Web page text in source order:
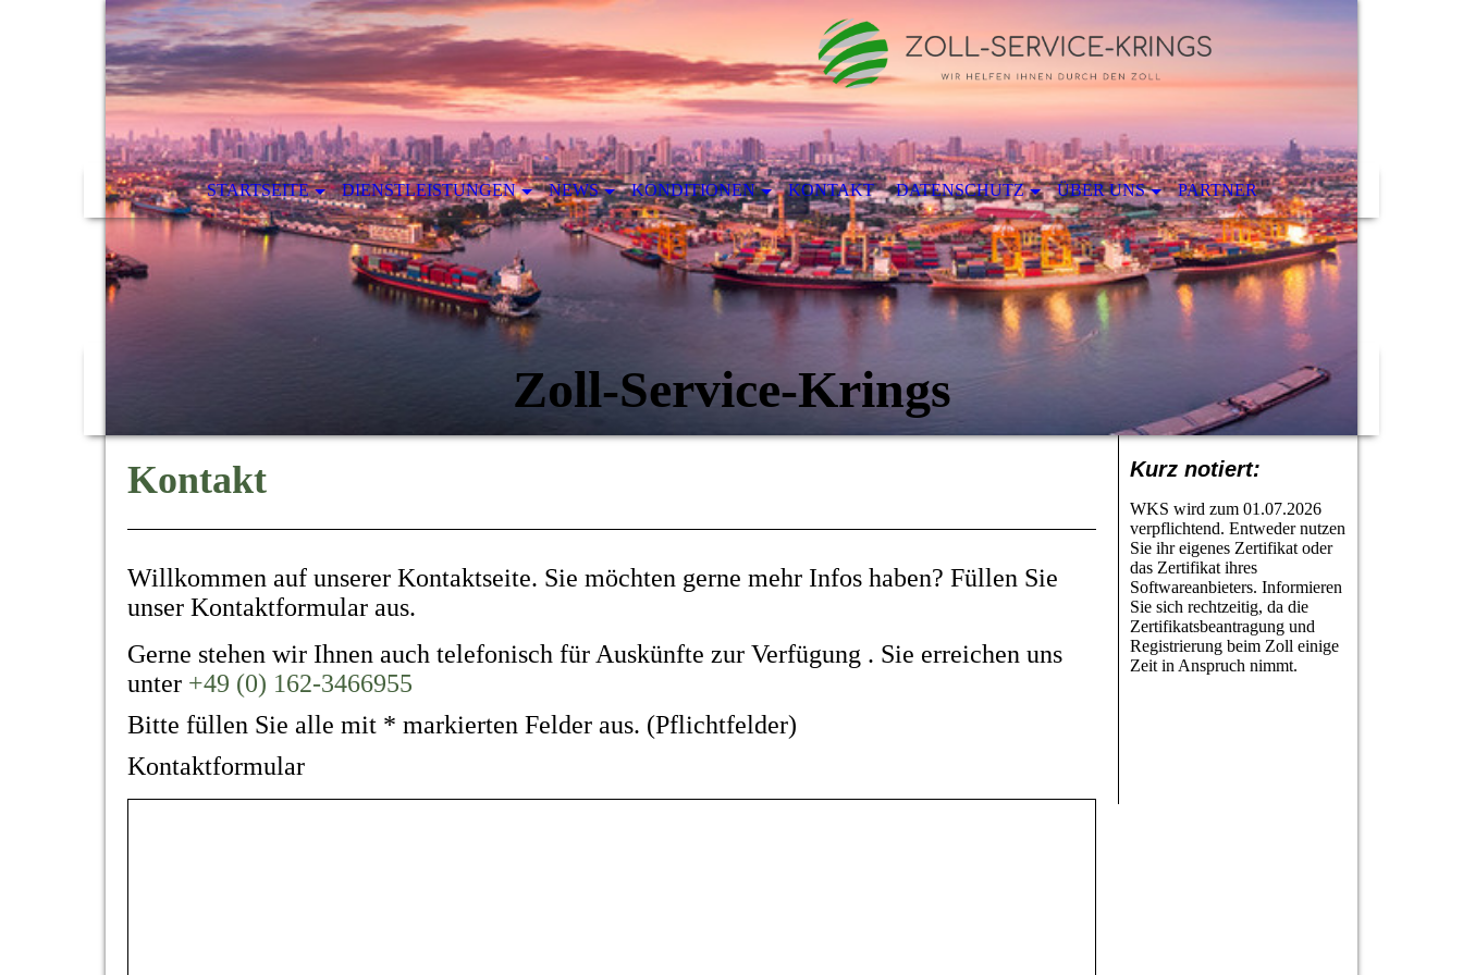
STARTSEITE DIENSTLEISTUNGEN NEWS KONDITIONEN KONTAKT DATENSCHUTZ ÜBER UNS PARTNER
Zoll-Service-Krings
Kontakt
Willkommen auf unserer Kontaktseite. Sie möchten gerne mehr Infos haben? Füllen Sie
unser Kontaktformular aus.
Gerne stehen wir Ihnen auch telefonisch für Auskünfte zur Verfügung . Sie erreichen uns
unter +49 (0) 162-3466955
Bitte füllen Sie alle mit * markierten Felder aus. (Pflichtfelder)
Kontaktformular
Kurz notiert:
WKS wird zum 01.07.2026
verpflichtend. Entweder nutzen
Sie ihr eigenes Zertifikat oder
das Zertifikat ihres
Softwareanbieters. Informieren
Sie sich rechtzeitig, da die
Zertifikatsbeantragung und
Registrierung beim Zoll einige
Zeit in Anspruch nimmt.